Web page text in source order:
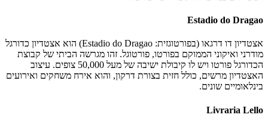
Estadio do Dragao
אצטדיון דו דרגאו (בפורטוגזית: Estadio do Dragao) הוא אצטדיון כדורגל
מודרני ואיקוני הממוקם בפורטו, פורטוגל. זהו מגרשה הביתי של קבוצת
הכדורגל פורטו ויש לו קיבולת ישיבה של מעל 50,000 צופים. עיצוב
האצטדיון מרשים, כולל חזית בצורת דרקון, והוא אירח משחקים ואירועים
בינלאומיים שונים.
Livraria Lello